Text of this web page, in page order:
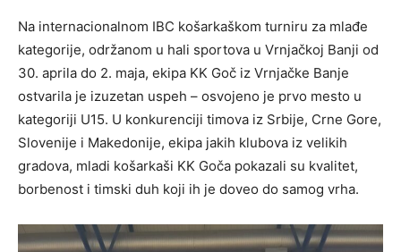
Na internacionalnom IBC košarkaškom turniru za mlađe
kategorije, održanom u hali sportova u Vrnjačkoj Banji od
30. aprila do 2. maja, ekipa KK Goč iz Vrnjačke Banje
ostvarila je izuzetan uspeh – osvojeno je prvo mesto u
kategoriji U15. U konkurenciji timova iz Srbije, Crne Gore,
Slovenije i Makedonije, ekipa jakih klubova iz velikih
gradova, mladi košarkaši KK Goča pokazali su kvalitet,
borbenost i timski duh koji ih je doveo do samog vrha.